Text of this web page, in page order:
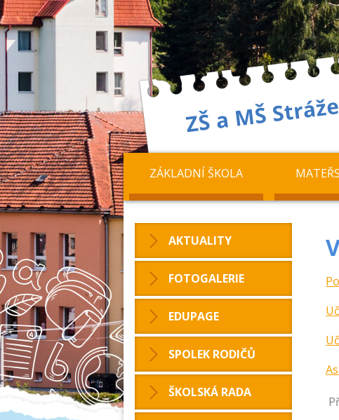
ZÁKLADNÍ ŠKOLA
AKTUALITY
FOTOGALERIE
EDUPAGE
SPOLEK RODIČŮ
ŠKOLSKÁ RADA